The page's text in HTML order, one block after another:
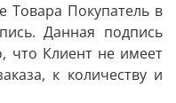
Товара Покупатель в
Данная подпись
что Клиент не имеет
к количеству и